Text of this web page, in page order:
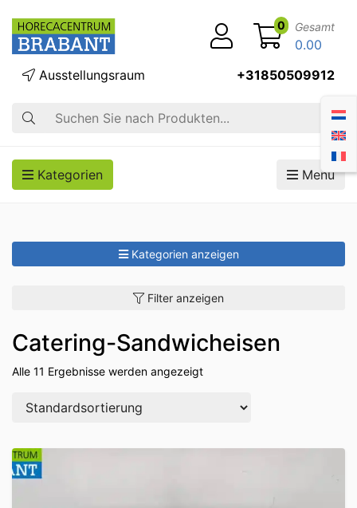
Suche
Ausstellungsraum +31850509912
0 Gesamt
0.00
Kategorien Menü
Kategorien anzeigen
Filter anzeigen
Catering-Sandwicheisen
Alle 11 Ergebnisse werden angezeigt